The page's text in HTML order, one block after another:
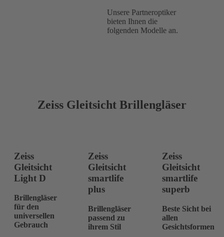
Unsere Partneroptiker
bieten Ihnen die
folgenden Modelle an.
Zeiss Gleitsicht Brillengläser
Zeiss
Gleitsicht
Light D
Brillengläser
für den
universellen
Gebrauch
Zeiss
Gleitsicht
smartlife
plus
Brillengläser
passend zu
ihrem Stil
Zeiss
Gleitsicht
smartlife
superb
Beste Sicht bei
allen
Gesichtsformen